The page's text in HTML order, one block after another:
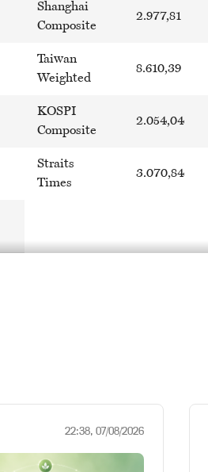
Shanghai
Composite
2.977,81
Taiwan
Weighted
8.610,39
KOSPI
Composite
2.054,04
Straits
Times
3.070,84
22:38, 07/08/2026